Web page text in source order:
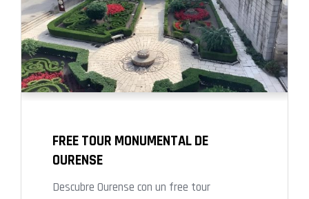
FREE TOUR MONUMENTAL DE
OURENSE
Descubre Ourense con un free tour